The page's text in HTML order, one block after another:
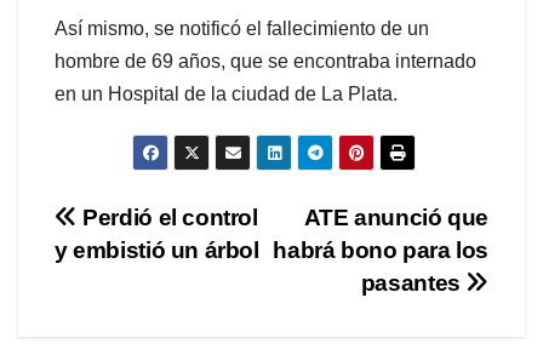
Así mismo, se notificó el fallecimiento de un
hombre de 69 años, que se encontraba internado
en un Hospital de la ciudad de La Plata.
Navegación
de
ATE anunció que
habrá bono para los
pasantes
Perdió el control
y embistió un árbol